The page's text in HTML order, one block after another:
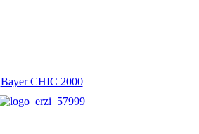
Bayer CHIC 2000